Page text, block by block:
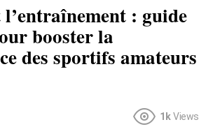
: guide
booster la
des sportifs amateurs
1k Views